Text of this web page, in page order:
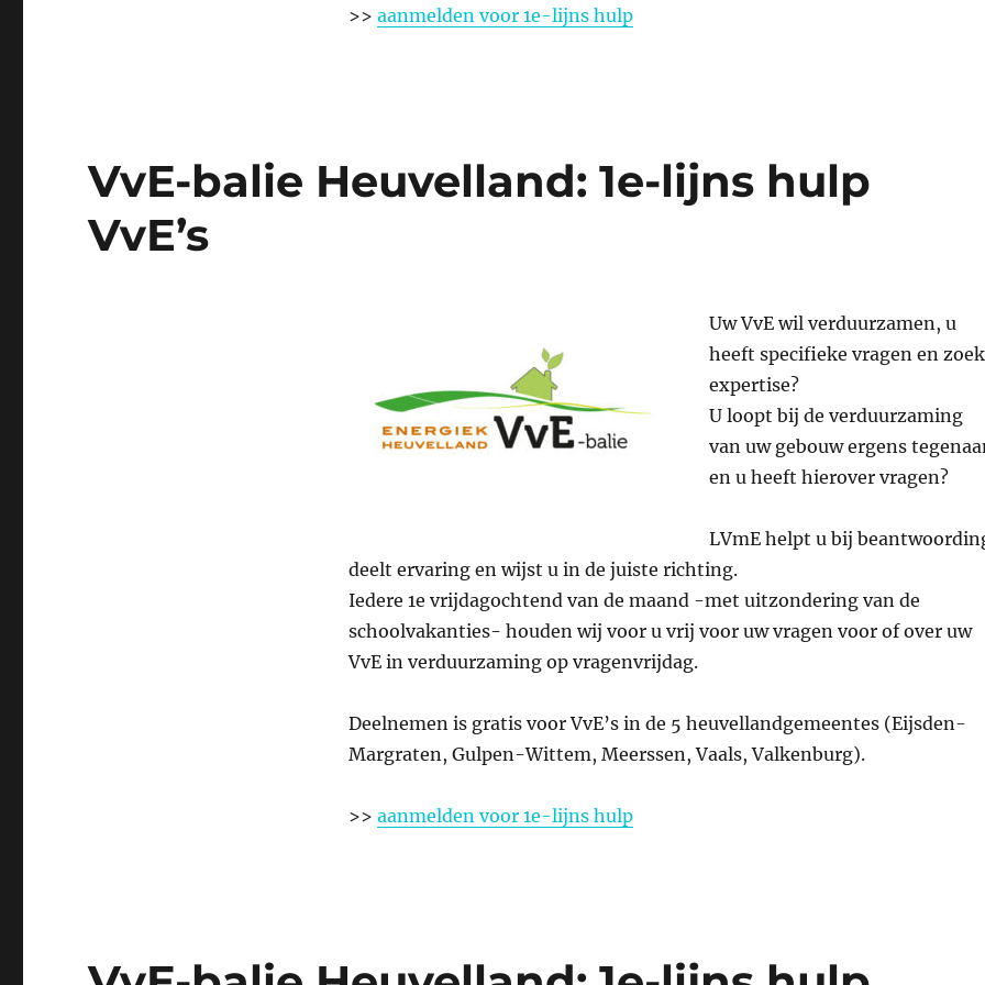
>> aanmelden voor 1e-lijns hulp
VvE-balie Heuvelland: 1e-lijns hulp
VvE’s
Uw VvE wil verduurzamen, u
heeft specifieke vragen en
expertise?
U loopt bij de verduurzaming
van uw gebouw ergens
en u heeft hierover vragen?
LVmE helpt u bij
deelt ervaring en wijst u in de juiste richting.
Iedere 1e vrijdagochtend van de maand -met uitzondering van de
schoolvakanties- houden wij voor u vrij voor uw vragen voor of over uw
VvE in verduurzaming op vragenvrijdag.
Deelnemen is gratis voor VvE’s in de 5 heuvellandgemeentes (Eijsden-
Margraten, Gulpen-Wittem, Meerssen, Vaals, Valkenburg).
>> aanmelden voor 1e-lijns hulp